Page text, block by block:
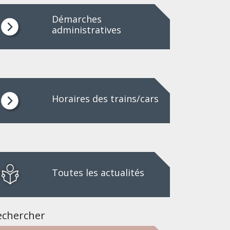
Démarches
administratives
Horaires des trains/cars
Toutes les actualités